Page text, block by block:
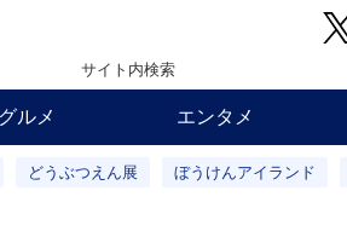
サイト内検索
グルメ エンタメ
どうぶつえん展 ぼうけんアイランド